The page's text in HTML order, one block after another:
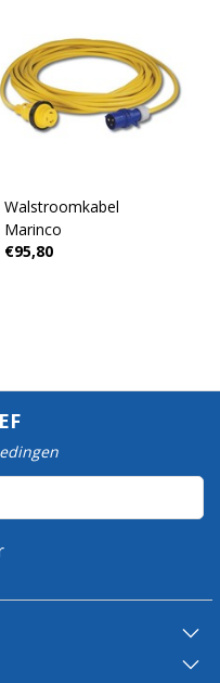
Walstroomkabel
Marinco
€95,80